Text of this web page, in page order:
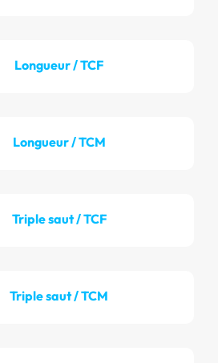
Longueur / TCF
Longueur / TCM
Triple saut / TCF
Triple saut / TCM